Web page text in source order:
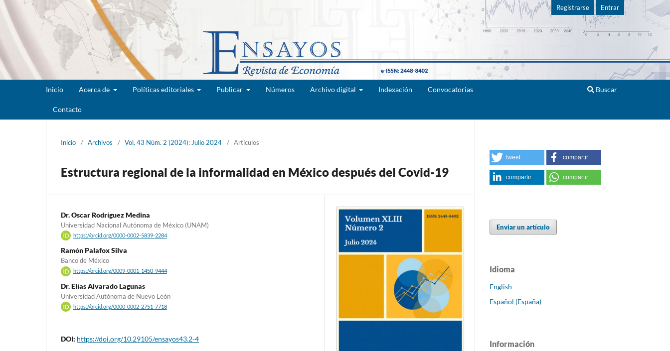
Inicio Acerca de Políticas editoriales Publicar Números Archivo digital Indexación Convocatorias
Contacto
Buscar
Registrarse Entrar
Inicio / Archivos / Vol. 43 Núm. 2 (2024): Julio 2024 / Artículos
Estructura regional de la informalidad en México después del Covid-19
Dr. Oscar Rodríguez Medina
Universidad Nacional Autónoma de México (UNAM)
https://orcid.org/0000-0002-5839-2284
Ramón Palafox Silva
Banco de México
https://orcid.org/0009-0001-1450-9444
Dr. Elías Alvarado Lagunas
Universidad Autónoma de Nuevo León
https://orcid.org/0000-0002-2751-7718
DOI: https://doi.org/10.29105/ensayos43.2-4
tweet compartir
compartir compartir
Enviar un artículo
Idioma
English
Español (España)
Información